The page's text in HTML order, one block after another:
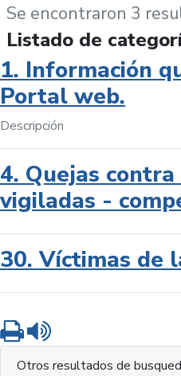
Se encontraron 3
Listado de
1. Información
Portal web.
Descripción
4. Quejas
vigiladas -
30. Víctimas de
Imprimir
Otros resultados de